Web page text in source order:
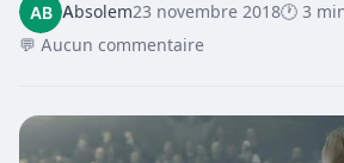
Absolem23 novembre 2018🕐 3
💬 Aucun commentaire